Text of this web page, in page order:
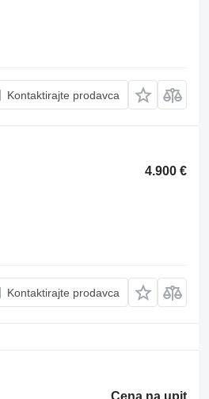
Kontaktirajte prodavca
4.900 €
Kontaktirajte prodavca
Cena na upit